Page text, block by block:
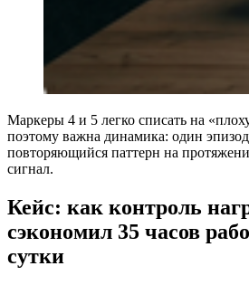
Маркеры 4 и 5 легко списать на
поэтому важна динамика: один эпизод
повторяющийся паттерн на
сигнал.
Кейс: как контроль
сэкономил 35 часов
сутки